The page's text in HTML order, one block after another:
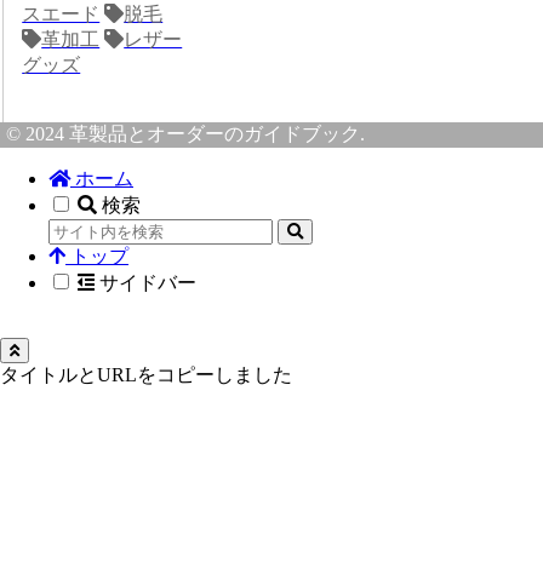
スエード
脱毛
革加工
レザー
グッズ
© 2024 革製品とオーダーのガイドブック.
ホーム
検索
トップ
サイドバー
タイトルとURLをコピーしました